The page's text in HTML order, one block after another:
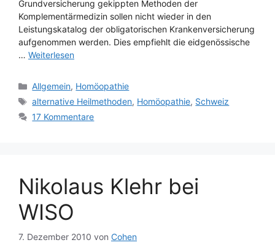
Grundversicherung gekippten Methoden der
Komplementärmedizin sollen nicht wieder in den
Leistungskatalog der obligatorischen Krankenversicherung
aufgenommen werden. Dies empfiehlt die eidgenössische
… Weiterlesen
Kategorien
Allgemein, Homöopathie
Schlagwörter
alternative Heilmethoden, Homöopathie, Schweiz
17 Kommentare
Nikolaus Klehr bei
WISO
7. Dezember 2010 von Cohen